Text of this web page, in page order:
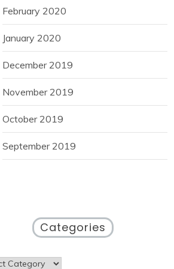
February 2020
January 2020
December 2019
November 2019
October 2019
September 2019
Categories